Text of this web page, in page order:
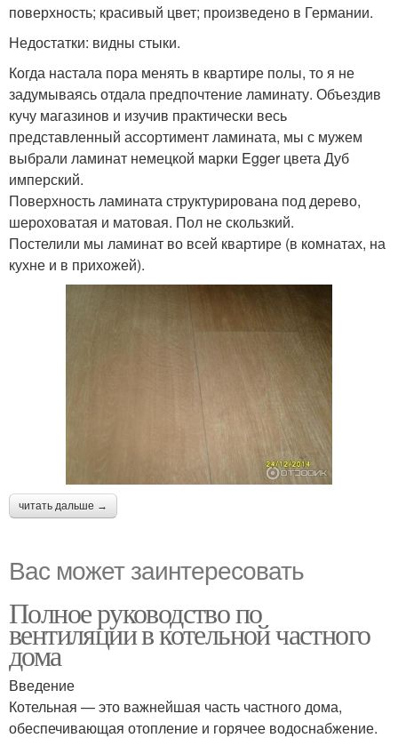
поверхность; красивый цвет; произведено в Германии.
Недостатки: видны стыки.
Когда настала пора менять в квартире полы, то я не
задумываясь отдала предпочтение ламинату. Объездив
кучу магазинов и изучив практически весь
представленный ассортимент ламината, мы с мужем
выбрали ламинат немецкой марки Egger цвета Дуб
имперский.
Поверхность ламината структурирована под дерево,
шероховатая и матовая. Пол не скользкий.
Постелили мы ламинат во всей квартире (в комнатах, на
кухне и в прихожей).
читать дальше →
Вас может заинтересовать
Полное руководство по
вентиляции в котельной частного
дома
Введение
Котельная — это важнейшая часть частного дома,
обеспечивающая отопление и горячее водоснабжение.